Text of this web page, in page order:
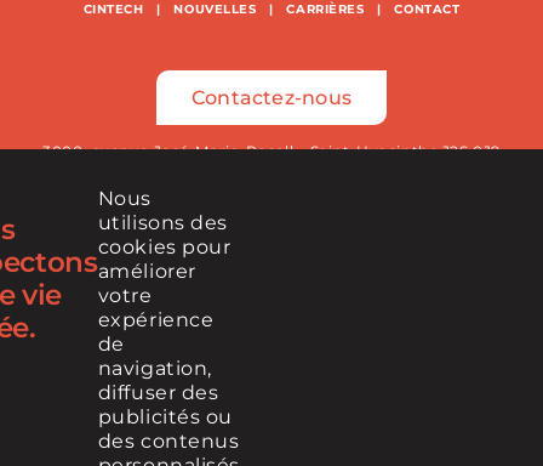
CINTECH |NOUVELLES |CARRIÈRES |CONTACT
Contactez-nous
3000, avenue José-Maria-Rosell – Saint-Hyacinthe J2S 0J9
RETROUVEZ-NOUS SUR
vie
Nous
utilisons des
cookies pour
améliorer
votre
expérience
de
navigation,
diffuser des
publicités ou
des contenus